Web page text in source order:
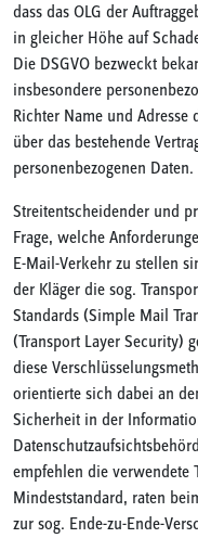
dass das OLG der
in gleicher Höhe auf
Die DSGVO bezweckt
insbesondere
Richter Name und
über das bestehende
personenbezogenen Daten.
Streitentscheidender und
Frage, welche
E-Mail-Verkehr zu stellen
der Kläger die sog.
Standards (Simple Mail
(Transport Layer Security)
diese
orientierte sich dabei an
Sicherheit in der
empfehlen die verwendete
Mindeststandard, raten
zur sog. Ende-zu-Ende-